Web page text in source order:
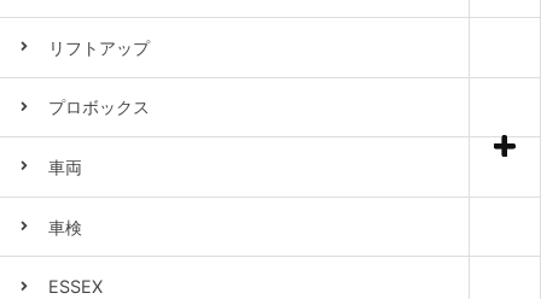
リフトアップ
プロボックス
車両
車検
ESSEX